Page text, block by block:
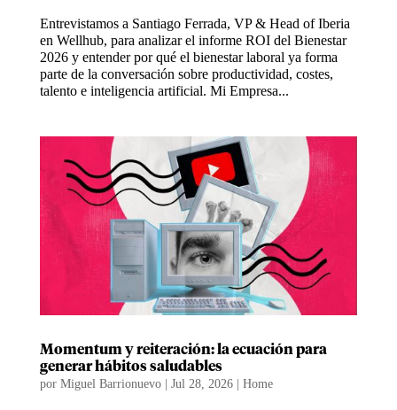
Entrevistamos a Santiago Ferrada, VP & Head of Iberia
en Wellhub, para analizar el informe ROI del Bienestar
2026 y entender por qué el bienestar laboral ya forma
parte de la conversación sobre productividad, costes,
talento e inteligencia artificial. Mi Empresa...
Momentum y reiteración: la ecuación para
generar hábitos saludables
por Miguel Barrionuevo| Jul 28, 2026| Home